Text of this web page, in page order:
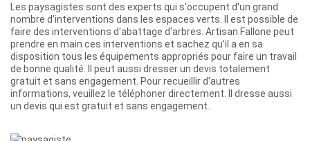
Les paysagistes sont des experts qui s'occupent d'un grand
nombre d'interventions dans les espaces verts. Il est possible de
faire des interventions d'abattage d'arbres. Artisan Fallone peut
prendre en main ces interventions et sachez qu'il a en sa
disposition tous les équipements appropriés pour faire un travail
de bonne qualité. Il peut aussi dresser un devis totalement
gratuit et sans engagement. Pour recueillir d'autres
informations, veuillez le téléphoner directement. Il dresse aussi
un devis qui est gratuit et sans engagement.